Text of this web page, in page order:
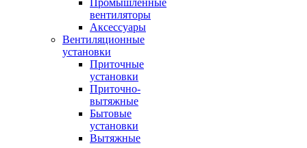
Промышленные
вентиляторы
Аксессуары
Вентиляционные
установки
Приточные
установки
Приточно-
вытяжные
Бытовые
установки
Вытяжные